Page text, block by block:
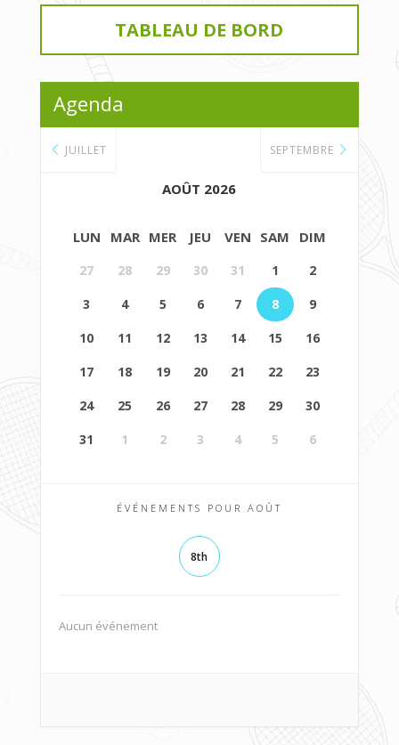
TABLEAU DE BORD
Agenda
JUILLET
AOÛT 2026
SEPTEMBRE
LUN MAR MER JEU VEN SAM DIM
27 28 29 30 31 1
2
3
4 5 6 7 8
9
10
11 12 13 14 15
16
17
18 19 20 21 22
23
24
25 26 27 28 29
30
31
1 2 3 4 5 6
ÉVÉNEMENTS POUR AOÛT
8th
Aucun événement